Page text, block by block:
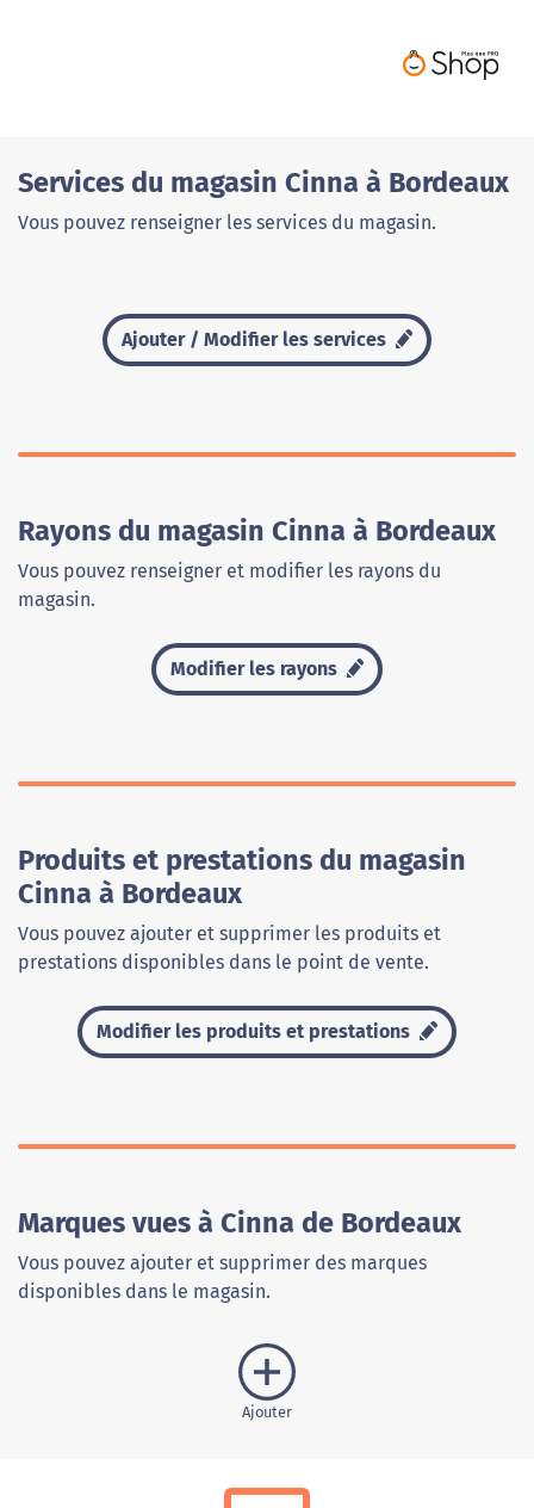
Services du magasin Cinna à Bordeaux
Vous pouvez renseigner les services du magasin.
Ajouter / Modifier les services
Rayons du magasin Cinna à Bordeaux
Vous pouvez renseigner et modifier les rayons du
magasin.
Modifier les rayons
Produits et prestations du magasin
Cinna à Bordeaux
Vous pouvez ajouter et supprimer les produits et
prestations disponibles dans le point de vente.
Modifier les produits et prestations
Marques vues à Cinna de Bordeaux
Vous pouvez ajouter et supprimer des marques
disponibles dans le magasin.
Ajouter